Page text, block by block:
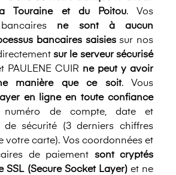
Touraine et du Poitou. Vos
ne sont à aucun
bancaires saisiessur nos
sur le serveur sécurisé
PAULENE CUIR ne peut y avoir
manière que ce soit. Vous
en ligne en toute confiance
numéro de compte, date et
de sécurité (3 derniers chiffres
votre carte). Vos coordonnées et
de paiement sont cryptés
SSL (Secure Socket Layer)et ne